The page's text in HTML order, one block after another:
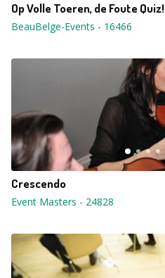
Op Volle Toeren, de Foute Quiz!
BeauBelge-Events - 16466
Crescendo
Event Masters - 24828